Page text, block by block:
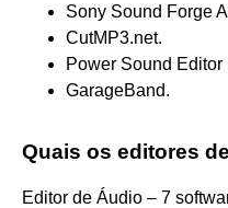
Sony Sound Forge
CutMP3.net.
Power Sound Editor
GarageBand.
Quais os editores
Editor de Áudio – 7